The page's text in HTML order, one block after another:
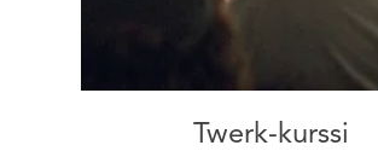
Twerk-kurssi